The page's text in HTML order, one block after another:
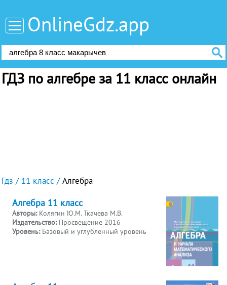
OnlineGdz.app
ГДЗ по алгебре за 11 класс онлайн
Гдз 11 класс Алгебра
Алгебра 11 класс
Авторы: Колягин Ю.М. Ткачева М.В.
Издательство: Просвещение 2016
Уровень: Базовый и углубленный уровень